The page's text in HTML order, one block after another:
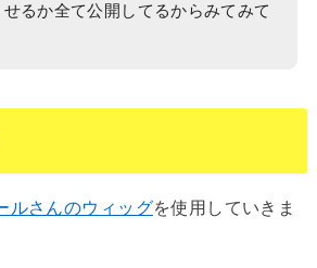
せるか全て公開してるからみてみて
ルさんのウィッグを使用していきま